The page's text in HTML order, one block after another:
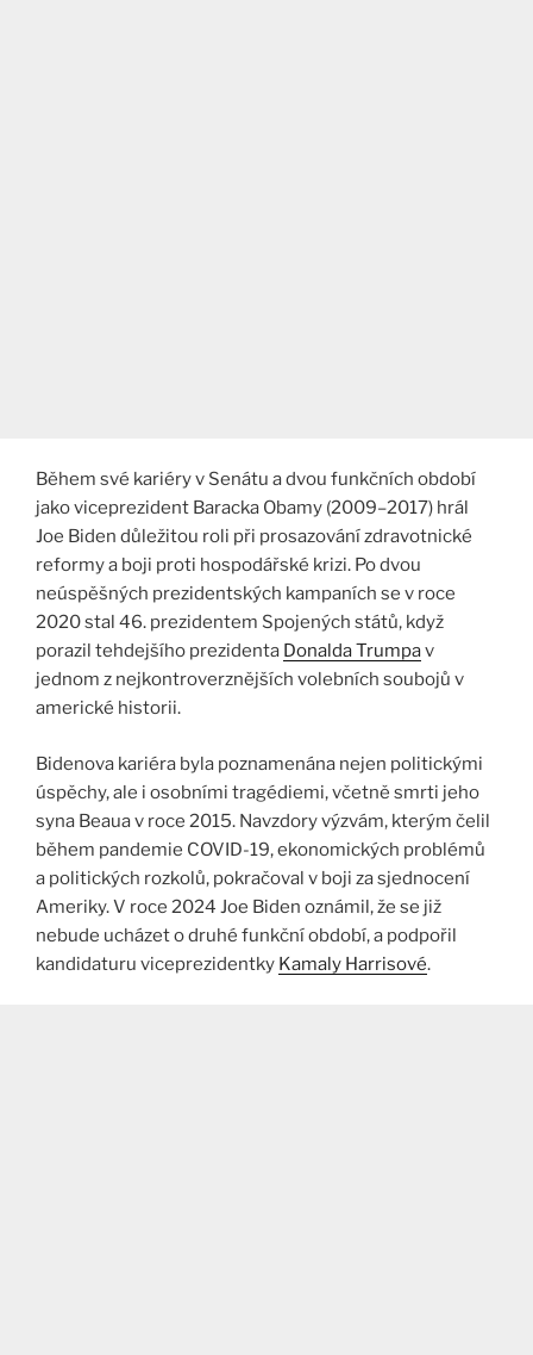
Během své kariéry v Senátu a dvou funkčních období
jako viceprezident Baracka Obamy (2009–2017) hrál
Joe Biden důležitou roli při prosazování zdravotnické
reformy a boji proti hospodářské krizi. Po dvou
neúspěšných prezidentských kampaních se v roce
2020 stal 46. prezidentem Spojených států, když
porazil tehdejšího prezidenta Donalda Trumpav
jednom z nejkontroverznějších volebních soubojů v
americké historii​.
Bidenova kariéra byla poznamenána nejen politickými
úspěchy, ale i osobními tragédiemi, včetně smrti jeho
syna Beaua v roce 2015. Navzdory výzvám, kterým čelil
během pandemie COVID-19, ekonomických problémů
a politických rozkolů, pokračoval v boji za sjednocení
Ameriky. V roce 2024 Joe Biden oznámil, že se již
nebude ucházet o druhé funkční období, a podpořil
kandidaturu viceprezidentky Kamaly Harrisové.